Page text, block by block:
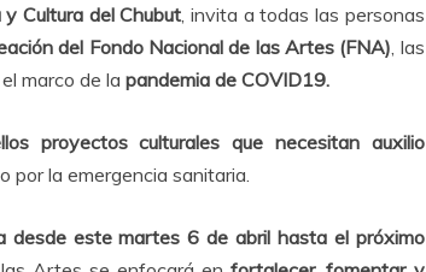
Cultura del Chubut , invita a todas las personas
del Fondo Nacional de las Artes (FNA) , las
marco de la pandemia de COVID19.
proyectos culturales que necesitan auxilio
por la emergencia sanitaria.
desde este martes 6 de abril hasta el próximo